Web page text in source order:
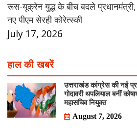
रूस-यूक्रेन युद्ध के बीच बदले
नए पीएम सेरही कोरेत्स्की
July 17, 2026
हाल की खबरें
उत्तराखंड कांग्रेस की नई
गोदावरी थपलियाल बनीं
महासचिव नियुक्त
August 7, 2026